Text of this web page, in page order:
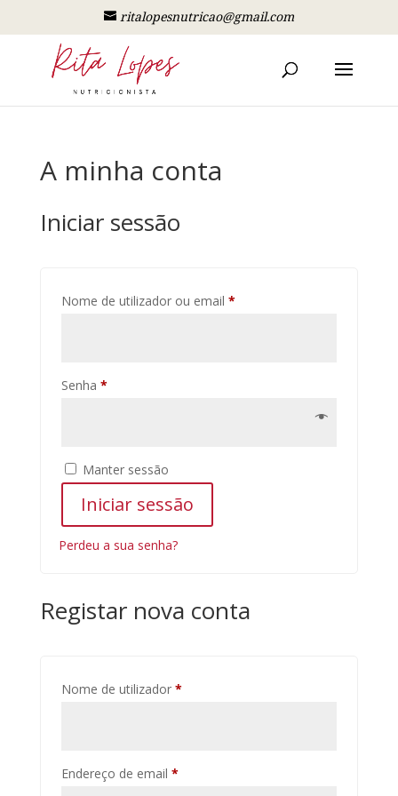
ritalopesnutricao@gmail.com
A minha conta
Iniciar sessão
Nome de utilizador ou email *Obrigatório
Senha *Obrigatório
Manter sessão
Iniciar sessão
Perdeu a sua senha?
Registar nova conta
Nome de utilizador *Obrigatório
Endereço de email *Obrigatório